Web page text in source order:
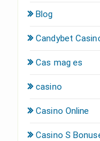
Blog
Candybet
Cas mag es
casino
Casino Online
Casino S